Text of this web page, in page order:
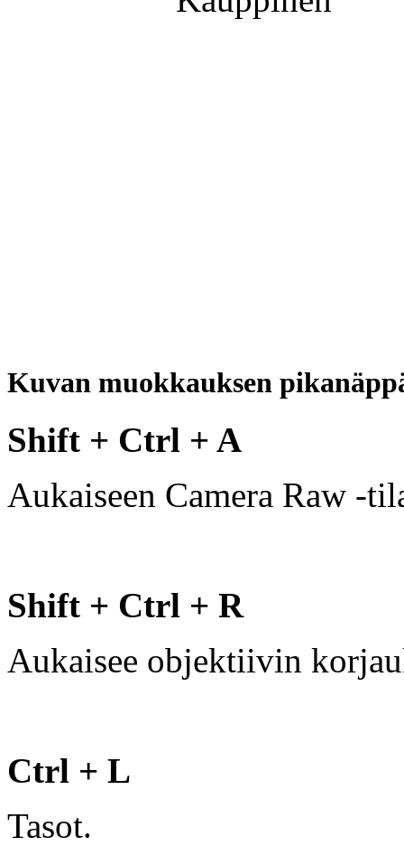
Kuvan muokkauksen
Shift + Ctrl + A
Aukaiseen Camera Raw -
Shift + Ctrl + R
Aukaisee objektiivin
Ctrl + L
Tasot.